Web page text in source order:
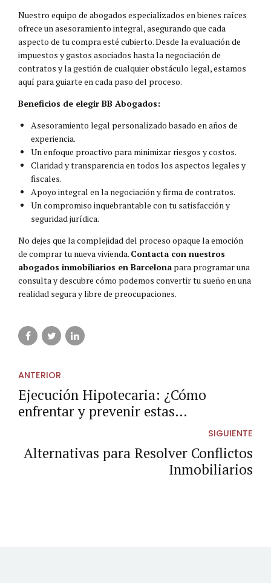
Nuestro equipo de abogados especializados en bienes raíces
ofrece un asesoramiento integral, asegurando que cada
aspecto de tu compra esté cubierto. Desde la evaluación de
impuestos y gastos asociados hasta la negociación de
contratos y la gestión de cualquier obstáculo legal, estamos
aquí para guiarte en cada paso del proceso.
Beneficios de elegir BB Abogados:
Asesoramiento legal personalizado basado en años de
experiencia.
Un enfoque proactivo para minimizar riesgos y costos.
Claridad y transparencia en todos los aspectos legales y
fiscales.
Apoyo integral en la negociación y firma de contratos.
Un compromiso inquebrantable con tu satisfacción y
seguridad jurídica.
No dejes que la complejidad del proceso opaque la emoción
de comprar tu nueva vivienda. Contacta con nuestros
abogados inmobiliarios en Barcelona para programar una
consulta y descubre cómo podemos convertir tu sueño en una
realidad segura y libre de preocupaciones.
ANTERIOR
Ejecución Hipotecaria: ¿Cómo
enfrentar y prevenir estas
SIGUIENTE
Alternativas para Resolver Conflictos
Inmobiliarios